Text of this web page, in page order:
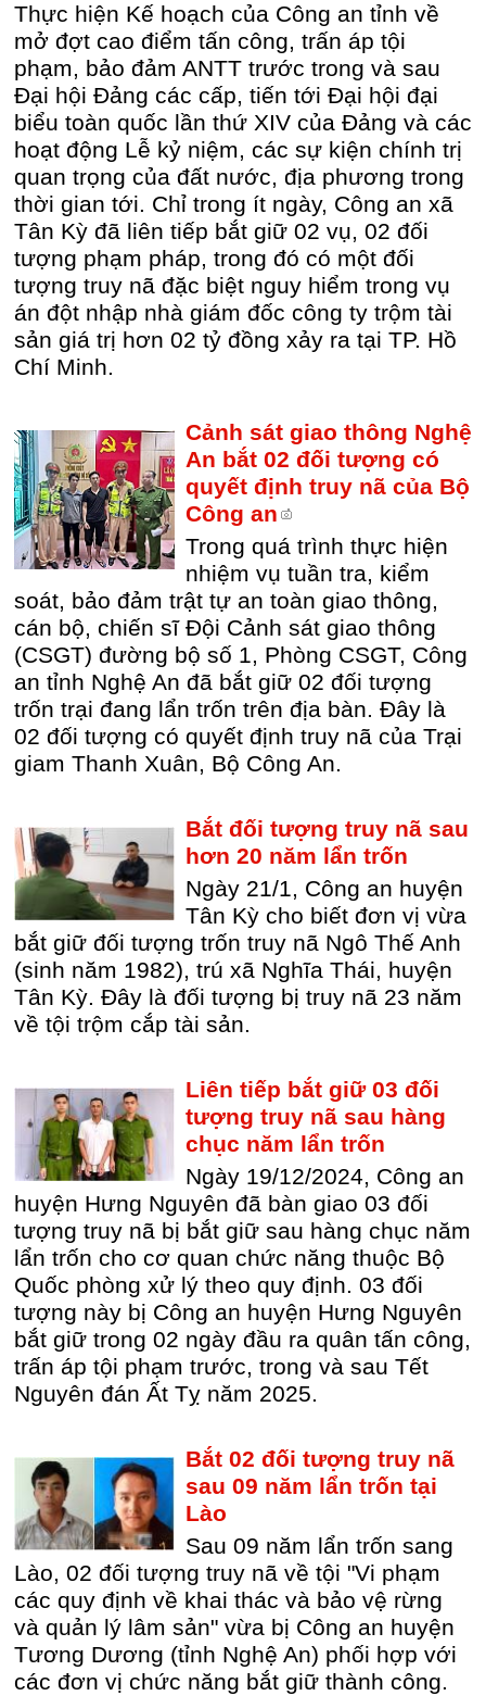
Thực hiện Kế hoạch của Công an tỉnh về
mở đợt cao điểm tấn công, trấn áp tội
phạm, bảo đảm ANTT trước trong và sau
Đại hội Đảng các cấp, tiến tới Đại hội đại
biểu toàn quốc lần thứ XIV của Đảng và các
hoạt động Lễ kỷ niệm, các sự kiện chính trị
quan trọng của đất nước, địa phương trong
thời gian tới. Chỉ trong ít ngày, Công an xã
Tân Kỳ đã liên tiếp bắt giữ 02 vụ, 02 đối
tượng phạm pháp, trong đó có một đối
tượng truy nã đặc biệt nguy hiểm trong vụ
án đột nhập nhà giám đốc công ty trộm tài
sản giá trị hơn 02 tỷ đồng xảy ra tại TP. Hồ
Chí Minh.
Cảnh sát giao thông Nghệ
An bắt 02 đối tượng có
quyết định truy nã của Bộ
Công an
Trong quá trình thực hiện
nhiệm vụ tuần tra, kiểm
soát, bảo đảm trật tự an toàn giao thông,
cán bộ, chiến sĩ Đội Cảnh sát giao thông
(CSGT) đường bộ số 1, Phòng CSGT, Công
an tỉnh Nghệ An đã bắt giữ 02 đối tượng
trốn trại đang lẩn trốn trên địa bàn. Đây là
02 đối tượng có quyết định truy nã của Trại
giam Thanh Xuân, Bộ Công An.
Bắt đối tượng truy nã sau
hơn 20 năm lẩn trốn
Ngày 21/1, Công an huyện
Tân Kỳ cho biết đơn vị vừa
bắt giữ đối tượng trốn truy nã Ngô Thế Anh
(sinh năm 1982), trú xã Nghĩa Thái, huyện
Tân Kỳ. Đây là đối tượng bị truy nã 23 năm
về tội trộm cắp tài sản.
Liên tiếp bắt giữ 03 đối
tượng truy nã sau hàng
chục năm lẩn trốn
Ngày 19/12/2024, Công an
huyện Hưng Nguyên đã bàn giao 03 đối
tượng truy nã bị bắt giữ sau hàng chục năm
lẩn trốn cho cơ quan chức năng thuộc Bộ
Quốc phòng xử lý theo quy định. 03 đối
tượng này bị Công an huyện Hưng Nguyên
bắt giữ trong 02 ngày đầu ra quân tấn công,
trấn áp tội phạm trước, trong và sau Tết
Nguyên đán Ất Tỵ năm 2025.
Bắt 02 đối tượng truy nã
sau 09 năm lẩn trốn tại
Lào
Sau 09 năm lẩn trốn sang
Lào, 02 đối tượng truy nã về tội "Vi phạm
các quy định về khai thác và bảo vệ rừng
và quản lý lâm sản" vừa bị Công an huyện
Tương Dương (tỉnh Nghệ An) phối hợp với
các đơn vị chức năng bắt giữ thành công.